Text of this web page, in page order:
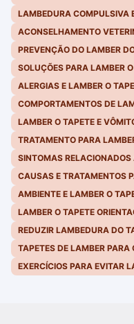
LAMBEDURA COMPULSIVA
ACONSELHAMENTO
PREVENÇÃO DO LAMBER
SOLUÇÕES PARA LAMBER
ALERGIAS E LAMBER O
COMPORTAMENTOS DE
LAMBER O TAPETE E
TRATAMENTO PARA
SINTOMAS RELACIONADOS
CAUSAS E TRATAMENTOS
AMBIENTE E LAMBER O
LAMBER O TAPETE
REDUZIR LAMBEDURA DO
TAPETES DE LAMBER PARA
EXERCÍCIOS PARA EVITAR